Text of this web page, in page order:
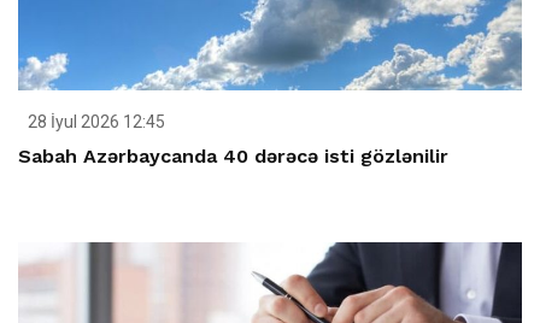
28 İyul 2026 12:45
Sabah Azərbaycanda 40 dərəcə isti gözlənilir